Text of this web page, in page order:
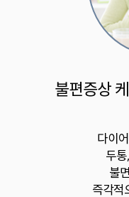
불편증상
다이
두
불
즉각적